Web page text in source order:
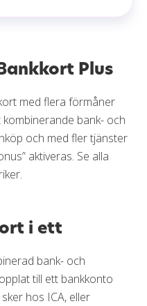
Plus
med flera förmåner
bank- och
och med fler tjänster
aktiveras. Se alla
i ett
bank- och
till ett bankkonto
hos ICA, eller